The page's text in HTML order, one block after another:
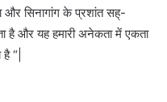
और सिनागांग के प्रशांत सह्-
है और यह हमारी अनेकता में एकता
“|